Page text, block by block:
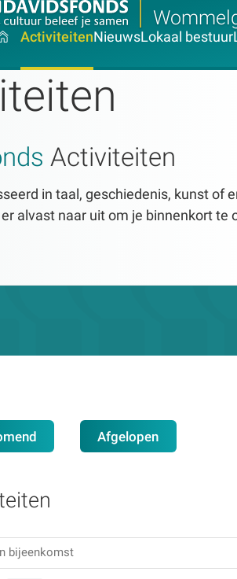
ActiviteitenNieuwsLokaal bestuur
Activiteiten
in taal, geschiedenis, kunst of
alvast naar uit om je binnenkort
Afgelopen